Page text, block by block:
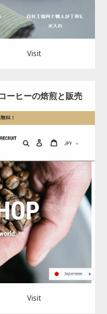
Visit
ーヒーの焙煎と販売
飲料
Visit